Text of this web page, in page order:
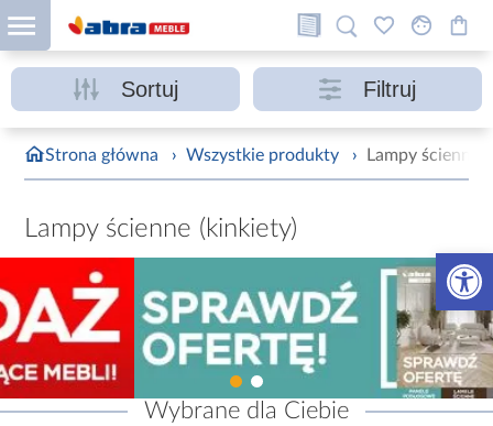
Otwórz
Sortuj Filtruj
Strona główna › Wszystkie produkty › Lampy ścienne
Lampy ścienne (kinkiety)
Wybrane dla Ciebie